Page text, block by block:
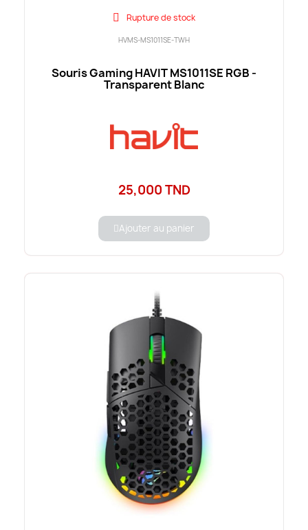
Rupture de stock
HVMS-MS1011SE-TWH
Souris Gaming HAVIT MS1011SE RGB -
Transparent Blanc
25,000 TND
Ajouter au panier